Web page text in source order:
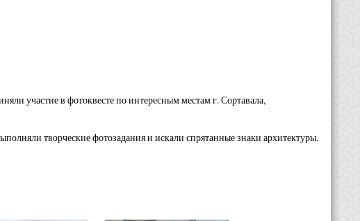
участие в фотоквесте по интересным местам г. Сортавала,
творческие фотозадания и искали спрятанные знаки архитектуры.